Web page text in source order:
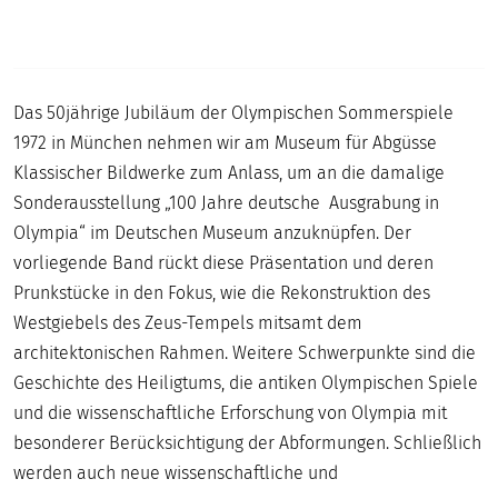
Das 50jährige Jubiläum der Olympischen Sommerspiele
1972 in München nehmen wir am Museum für Abgüsse
Klassischer Bildwerke zum Anlass, um an die damalige
Sonderausstellung „100 Jahre deutsche Ausgrabung in
Olympia“ im Deutschen Museum anzuknüpfen. Der
vorliegende Band rückt diese Präsentation und deren
Prunkstücke in den Fokus, wie die Rekonstruktion des
Westgiebels des Zeus-Tempels mitsamt dem
architektonischen Rahmen. Weitere Schwerpunkte sind die
Geschichte des Heiligtums, die antiken Olympischen Spiele
und die wissenschaftliche Erforschung von Olympia mit
besonderer Berücksichtigung der Abformungen. Schließlich
werden auch neue wissenschaftliche und